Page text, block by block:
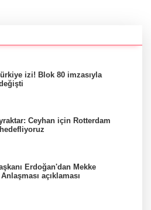
izi! Blok 80 imzasıyla
Ceyhan için Rotterdam
Erdoğan'dan Mekke
açıklaması